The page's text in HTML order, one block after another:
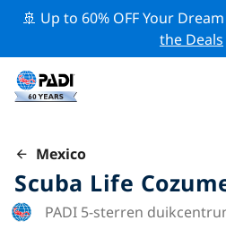
🚢 Up to 60% OFF Your
the Deals
Mexico
Scuba Life
PADI 5-sterren